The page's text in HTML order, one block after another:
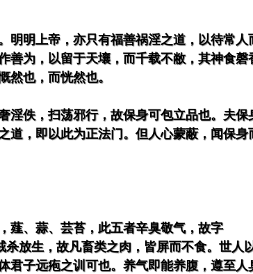
明明上帝，亦只有福善祸淫之道，以待常人
善为，以留于天壤，而千载不敝，其神食磬
然也，而恍然也。
佚，扫荡邪行，故保身可包立品也。夫保
道，即以此为正法门。但人心蒙蔽，闻保身
薤、蒜、芸苔，此五者辛臭敬气，故字
放生，故凡畜类之肉，皆屏而不食。世人
君子远疱之训可也。养气即能养腹，遵至人